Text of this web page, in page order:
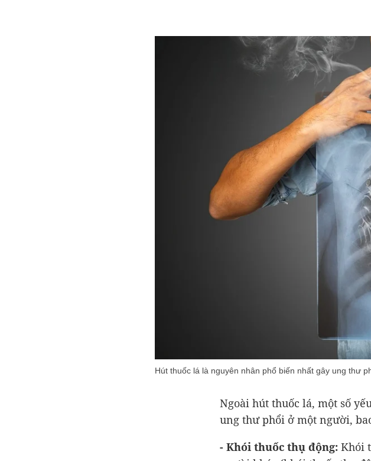
Hút thuốc lá là nguyên nhân phổ biến nhất gây ung thư
Ngoài hút thuốc lá, một số
ung thư phổi ở một người,
- Khói thuốc thụ động: Khói